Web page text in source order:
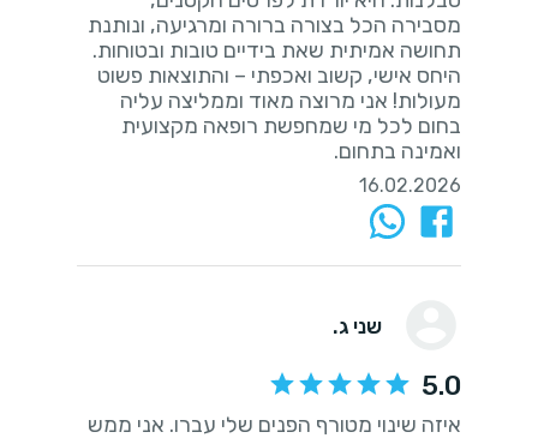
מסבירה הכל בצורה ברורה ומרגיעה, ונותנת
תחושה אמיתית שאת בידיים טובות ובטוחות.
היחס אישי, קשוב ואכפתי – והתוצאות פשוט
מעולות! אני מרוצה מאוד וממליצה עליה
בחום לכל מי שמחפשת רופאה מקצועית
ואמינה בתחום.
16.02.2026
שני ג.
5.0
איזה שינוי מטורף הפנים שלי עברו. אני ממש